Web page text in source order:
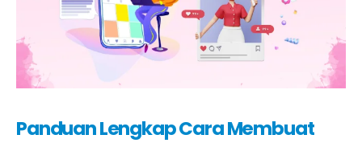
Panduan Lengkap Cara Membuat